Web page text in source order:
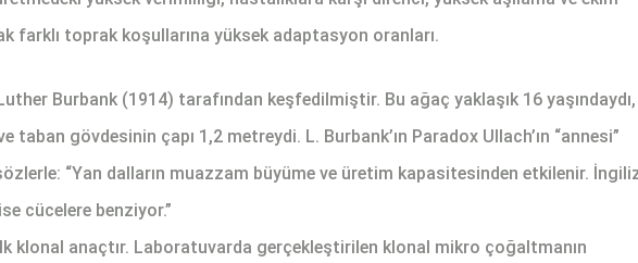
farklı toprak koşullarına yüksek adaptasyon oranları.
Burbank (1914) tarafından keşfedilmiştir. Bu ağaç yaklaşık 16 yaşındaydı,
taban gövdesinin çapı 1,2 metreydi. L. Burbank’ın Paradox Ullach’ın “annesi”
“Yan dalların muazzam büyüme ve üretim kapasitesinden etkilenir.
cücelere benziyor.”
klonal anaçtır. Laboratuvarda gerçekleştirilen klonal mikro çoğaltmanın